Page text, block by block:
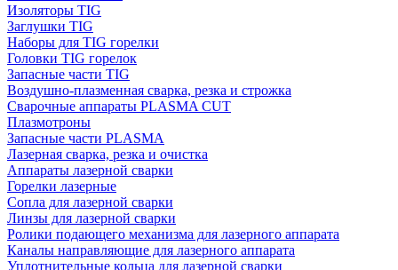
Изоляторы TIG
Заглушки TIG
Наборы для TIG горелки
Головки TIG горелок
Запасные части TIG
Воздушно-плазменная сварка, резка и строжка
Сварочные аппараты PLASMA CUT
Плазмотроны
Запасные части PLASMA
Лазерная сварка, резка и очистка
Аппараты лазерной сварки
Горелки лазерные
Сопла для лазерной сварки
Линзы для лазерной сварки
Ролики подающего механизма для лазерного аппарата
Каналы направляющие для лазерного аппарата
Уплотнительные кольца для лазерной сварки